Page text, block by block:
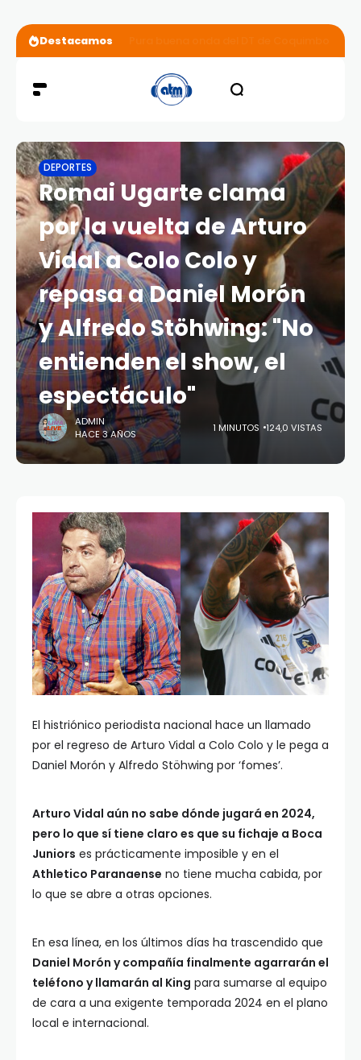
Destacamos Pura buena onda del DT de Coquimbo
DEPORTES
Romai Ugarte clama
por la vuelta de Arturo
Vidal a Colo Colo y
repasa a Daniel Morón
y Alfredo Stöhwing: "No
entienden el show, el
espectáculo"
ADMIN
HACE 3 AÑOS
1 MINUTOS 124,0 VISTAS
El histriónico periodista nacional hace un llamado
por el regreso de Arturo Vidal a Colo Colo y le pega a
Daniel Morón y Alfredo Stöhwing por ‘fomes’.
Arturo Vidal aún no sabe dónde jugará en 2024,
pero lo que sí tiene claro es que su fichaje a Boca
Juniors es prácticamente imposible y en el
Athletico Paranaense no tiene mucha cabida, por
lo que se abre a otras opciones.
En esa línea, en los últimos días ha trascendido que
Daniel Morón y compañía finalmente agarrarán el
teléfono y llamarán al King para sumarse al equipo
de cara a una exigente temporada 2024 en el plano
local e internacional.